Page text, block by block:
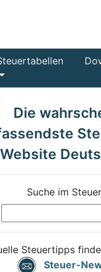
Die
Website
Suche im
Steuertipps
Steuer-